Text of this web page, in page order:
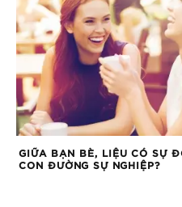
GIỮA BẠN BÈ, LIỆU CÓ SỰ
CON ĐƯỜNG SỰ NGHIỆP?